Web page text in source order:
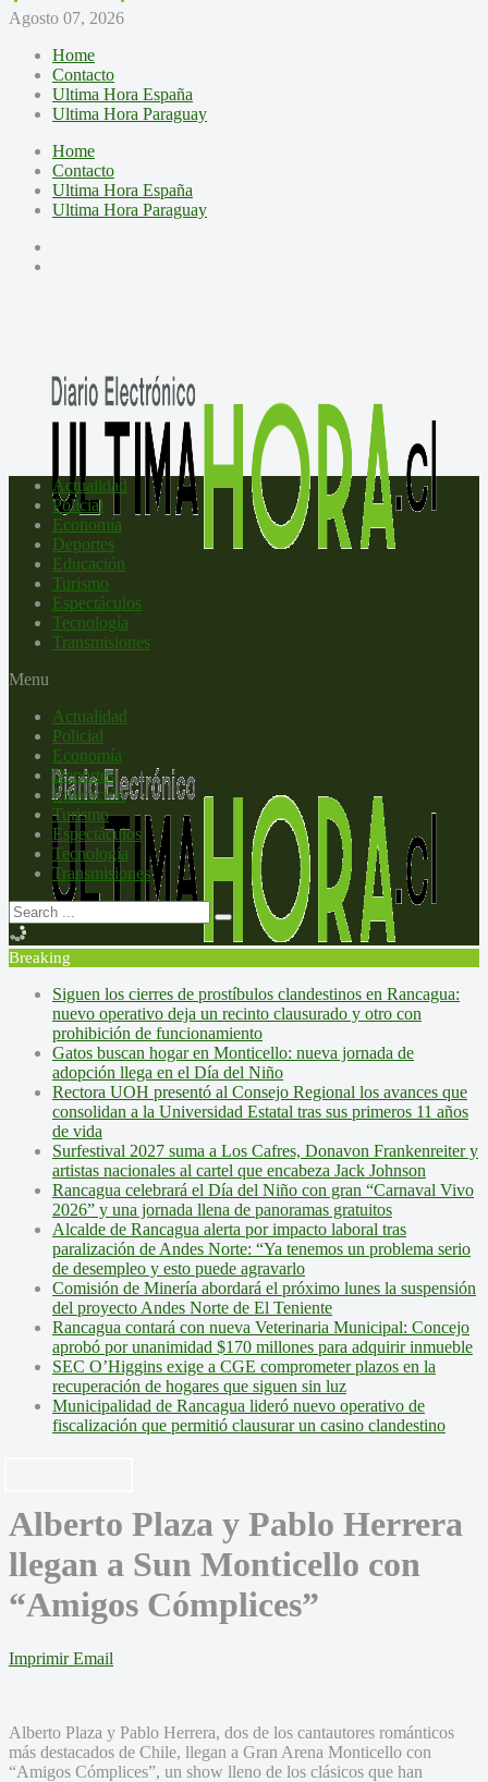
Agosto 07, 2026
Home
Contacto
Ultima Hora España
Ultima Hora Paraguay
Home
Contacto
Ultima Hora España
Ultima Hora Paraguay
Actualidad
Policial
Economía
Deportes
Educación
Turismo
Espectáculos
Tecnología
Transmisiones
Menu
Actualidad
Policial
Economía
Deportes
Educación
Turismo
Espectáculos
Tecnología
Transmisiones
Breaking
Siguen los cierres de prostíbulos clandestinos en Rancagua:
nuevo operativo deja un recinto clausurado y otro con
prohibición de funcionamiento
Gatos buscan hogar en Monticello: nueva jornada de
adopción llega en el Día del Niño
Rectora UOH presentó al Consejo Regional los avances que
consolidan a la Universidad Estatal tras sus primeros 11 años
de vida
Surfestival 2027 suma a Los Cafres, Donavon Frankenreiter y
artistas nacionales al cartel que encabeza Jack Johnson
Rancagua celebrará el Día del Niño con gran “Carnaval Vivo
2026” y una jornada llena de panoramas gratuitos
Alcalde de Rancagua alerta por impacto laboral tras
paralización de Andes Norte: “Ya tenemos un problema serio
de desempleo y esto puede agravarlo
Comisión de Minería abordará el próximo lunes la suspensión
del proyecto Andes Norte de El Teniente
Rancagua contará con nueva Veterinaria Municipal: Concejo
aprobó por unanimidad $170 millones para adquirir inmueble
SEC O’Higgins exige a CGE comprometer plazos en la
recuperación de hogares que siguen sin luz
Municipalidad de Rancagua lideró nuevo operativo de
fiscalización que permitió clausurar un casino clandestino
Alberto Plaza y Pablo Herrera
llegan a Sun Monticello con
“Amigos Cómplices”
Imprimir Email
Alberto Plaza y Pablo Herrera, dos de los cantautores románticos
más destacados de Chile, llegan a Gran Arena Monticello con
“Amigos Cómplices”, un show lleno de los clásicos que han